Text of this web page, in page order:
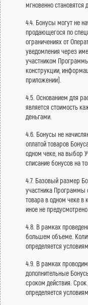
мгновенно становятся
4.4. Бонусы могут не
продающегося по
ограничениях от
уведомления через
участником
конструкции,
приложении).
4.5. Основанием для
является стоимость
деньгами.
4.6. Бонусы не
оплатой товаров
одном чеке, на выбор
списание бонусов на
4.7. Базовый размер
участника Программы
товара в одном чеке в
иное не
4.8. В рамках
большем объеме.
определяется
4.9. В рамках
дополнительные
сроком действия.
определяется